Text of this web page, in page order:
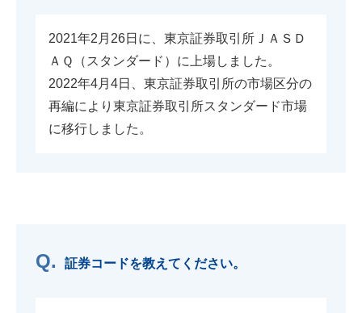
2021年2月26日に、東京証券取引所ＪＡＳＤ
ＡＱ（スタンダード）に上場しました。
2022年4月4日、東京証券取引所の市場区分の
再編により東京証券取引所スタンダード市場
に移行しました。
証券コードを教えてください。